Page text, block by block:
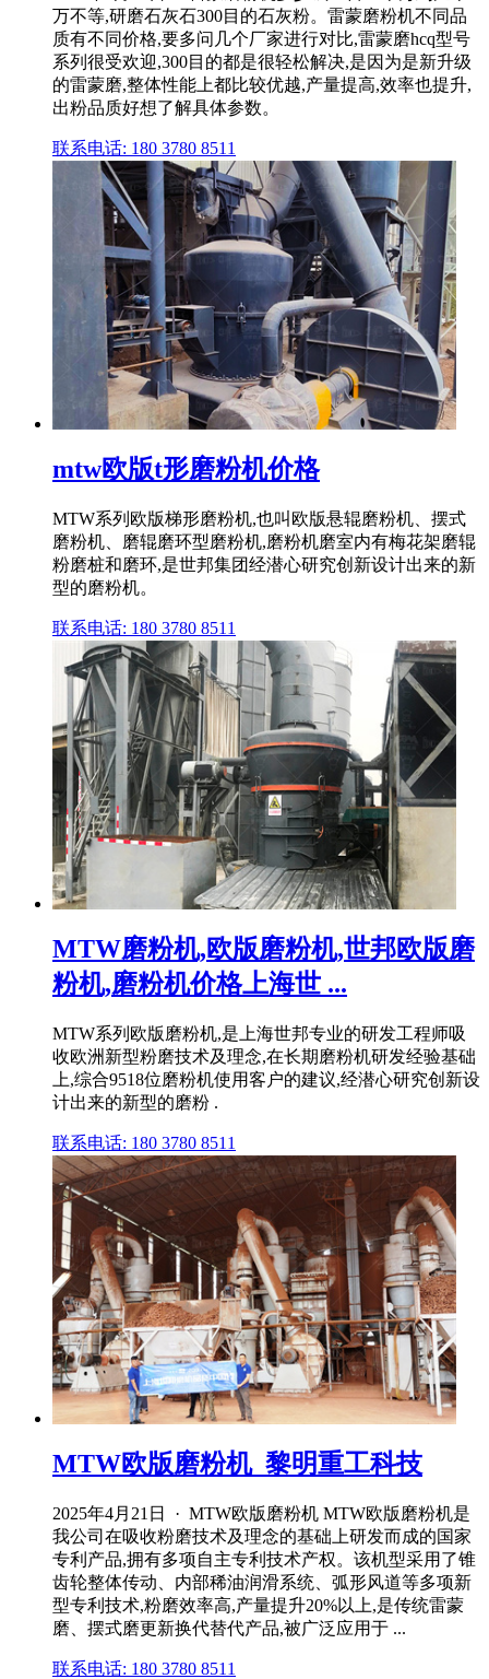
万不等,研磨石灰石300目的石灰粉。雷蒙磨粉机不同品
质有不同价格,要多问几个厂家进行对比,雷蒙磨hcq型号
系列很受欢迎,300目的都是很轻松解决,是因为是新升级
的雷蒙磨,整体性能上都比较优越,产量提高,效率也提升,
出粉品质好想了解具体参数。
联系电话: 180 3780 8511
mtw欧版t形磨粉机价格
MTW系列欧版梯形磨粉机,也叫欧版悬辊磨粉机、摆式
磨粉机、磨辊磨环型磨粉机,磨粉机磨室内有梅花架磨辊
粉磨桩和磨环,是世邦集团经潜心研究创新设计出来的新
型的磨粉机。
联系电话: 180 3780 8511
MTW磨粉机,欧版磨粉机,世邦欧版磨
粉机,磨粉机价格上海世 ...
MTW系列欧版磨粉机,是上海世邦专业的研发工程师吸
收欧洲新型粉磨技术及理念,在长期磨粉机研发经验基础
上,综合9518位磨粉机使用客户的建议,经潜心研究创新设
计出来的新型的磨粉 .
联系电话: 180 3780 8511
MTW欧版磨粉机_黎明重工科技
2025年4月21日 · MTW欧版磨粉机 MTW欧版磨粉机是
我公司在吸收粉磨技术及理念的基础上研发而成的国家
专利产品,拥有多项自主专利技术产权。该机型采用了锥
齿轮整体传动、内部稀油润滑系统、弧形风道等多项新
型专利技术,粉磨效率高,产量提升20%以上,是传统雷蒙
磨、摆式磨更新换代替代产品,被广泛应用于 ...
联系电话: 180 3780 8511